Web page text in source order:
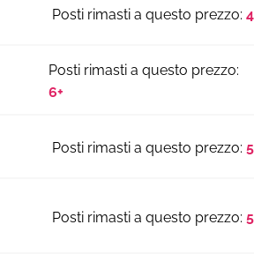
4
6+
5
5